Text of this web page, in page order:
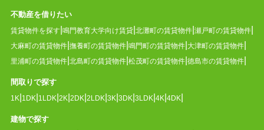
不動産を借りたい
賃貸物件を探す 鳴門教育大学向け賃貸 北灘町の賃貸物件 瀬戸町の賃貸物件
大麻町の賃貸物件 撫養町の賃貸物件 鳴門町の賃貸物件 大津町の賃貸物件
里浦町の賃貸物件 北島町の賃貸物件 松茂町の賃貸物件 徳島市の賃貸物件
間取りで探す
1K 1DK 1LDK 2K 2DK 2LDK 3K 3DK 3LDK 4K 4DK
建物で探す